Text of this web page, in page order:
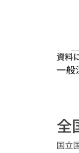
資料
一般
全
国立